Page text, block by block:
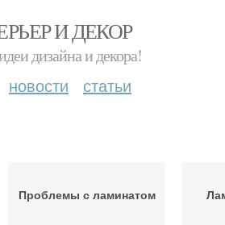
И ДЕКОР
дизайна и декора!
новости статьи
Проблемы с ламинатом